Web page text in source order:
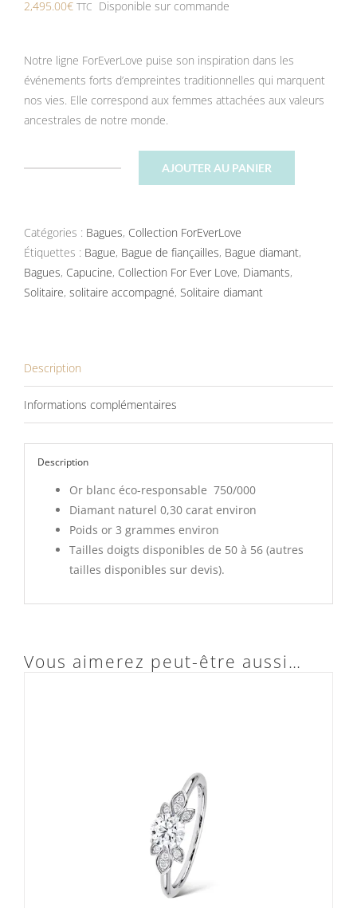
2,495.00€ TTC Disponible sur commande
Notre ligne ForEverLove puise son inspiration dans les
événements forts d’empreintes traditionnelles qui marquent
nos vies. Elle correspond aux femmes attachées aux valeurs
ancestrales de notre monde.
Capucine
AJOUTER AU PANIER
Catégories : Bagues, Collection ForEverLove
Étiquettes : Bague, Bague de fiançailles, Bague diamant,
Bagues, Capucine, Collection For Ever Love, Diamants,
Solitaire, solitaire accompagné, Solitaire diamant
Description
Informations complémentaires
Description
Or blanc éco-responsable 750/000
Diamant naturel 0,30 carat environ
Poids or 3 grammes environ
Tailles doigts disponibles de 50 à 56 (autres
tailles disponibles sur devis).
Vous aimerez peut-être aussi…